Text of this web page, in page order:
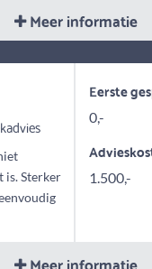
Meer informatie
is. Sterker
Eerste
0,-
1.500,-